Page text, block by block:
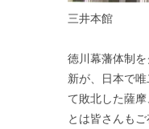
三井本館
徳川幕藩体制
新が、日本で
て敗北した薩
とは皆さんも